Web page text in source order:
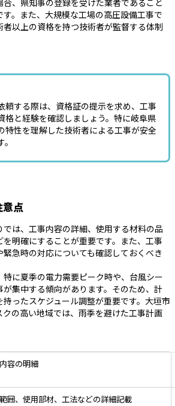
。また、大規模な工場の高圧設備工事で
者以上の資格を持つ技術者が監督する体制
頼する際は、資格証の提示を求め、工事
格と経験を確認しましょう。特に岐阜県
特性を理解した技術者による工事が安全
点
は、工事内容の詳細、使用する材料の品
明確にすることが重要です。また、工事
急時の対応についても確認しておくべき
に夏季の電力需要ピーク時や、台風シー
が集中する傾向があります。そのため、計
ったスケジュール調整が重要です。大垣市
の高い地域では、雨季を避けた工事計画
容の明細
囲、使用部材、工法などの詳細記載